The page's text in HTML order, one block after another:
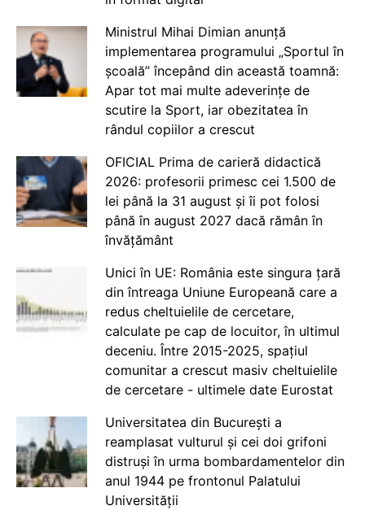
Ministrul Mihai Dimian anunță
implementarea programului „Sportul în
școală” începând din această toamnă:
Apar tot mai multe adeverințe de
scutire la Sport, iar obezitatea în
rândul copiilor a crescut
OFICIAL Prima de carieră didactică
2026: profesorii primesc cei 1.500 de
lei până la 31 august și îi pot folosi
până în august 2027 dacă rămân în
învățământ
Unici în UE: România este singura țară
din întreaga Uniune Europeană care a
redus cheltuielile de cercetare,
calculate pe cap de locuitor, în ultimul
deceniu. Între 2015-2025, spațiul
comunitar a crescut masiv cheltuielile
de cercetare - ultimele date Eurostat
Universitatea din București a
reamplasat vulturul și cei doi grifoni
distruși în urma bombardamentelor din
anul 1944 pe frontonul Palatului
Universității